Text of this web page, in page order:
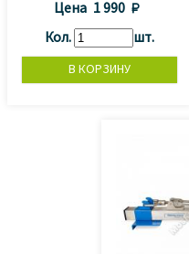
Цена 1 990 
Кол.
шт.